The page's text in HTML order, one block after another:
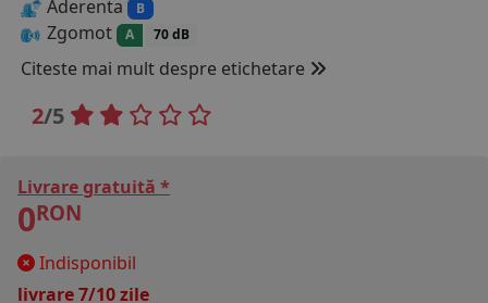
Aderenta B
Zgomot A 70 dB
Citeste mai mult despre etichetare
2/5
Livrare gratuită *
0RON
Indisponibil
livrare 7/10 zile